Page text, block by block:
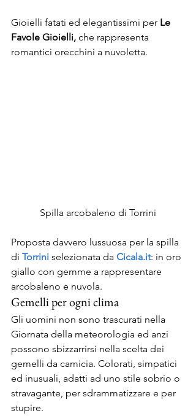
Gioielli fatati ed elegantissimi per Le
Favole Gioielli, che rappresenta
romantici orecchini a nuvoletta.
Spilla arcobaleno di Torrini
Proposta davvero lussuosa per la spilla
di Torrini selezionata da Cicala.it: in oro
giallo con gemme a rappresentare
arcobaleno e nuvola.
Gemelli per ogni clima
Gli uomini non sono trascurati nella
Giornata della meteorologia ed anzi
possono sbizzarrirsi nella scelta dei
gemelli da camicia. Colorati, simpatici
ed inusuali, adatti ad uno stile sobrio o
stravagante, per sdrammatizzare e per
stupire.